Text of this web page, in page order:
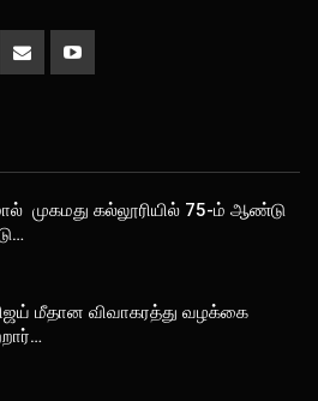
முகமது கல்லூரியில் 75-ம் ஆண்டு
மீதான விவாகரத்து வழக்கை